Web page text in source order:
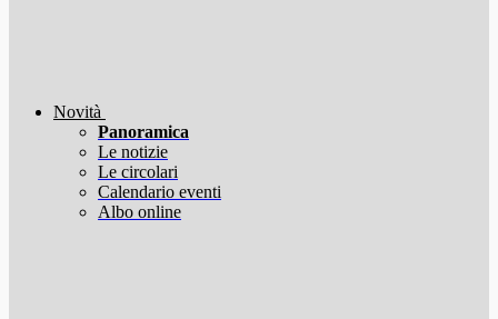
Novità
Panoramica
Le notizie
Le circolari
Calendario eventi
Albo online